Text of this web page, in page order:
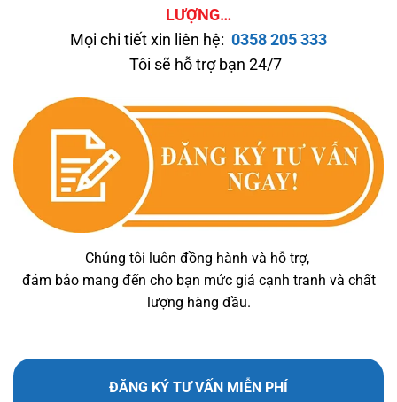
LƯỢNG…
Mọi chi tiết xin liên hệ: 0358 205 333
Tôi sẽ hỗ trợ bạn 24/7
Chúng tôi luôn đồng hành và hỗ trợ,
đảm bảo mang đến cho bạn mức giá cạnh tranh và chất
lượng hàng đầu.
ĐĂNG KÝ TƯ VẤN MIỄN PHÍ